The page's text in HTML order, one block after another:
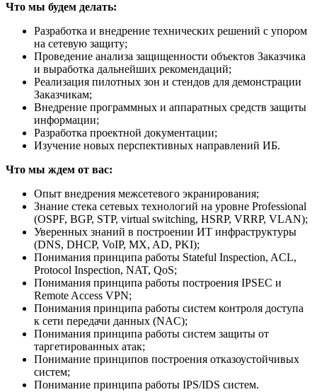
Что мы будем делать:
Разработка и внедрение технических решений с упором
на сетевую защиту;
Проведение анализа защищенности объектов Заказчика
и выработка дальнейших рекомендаций;
Реализация пилотных зон и стендов для демонстрации
Заказчикам;
Внедрение программных и аппаратных средств защиты
информации;
Разработка проектной документации;
Изучение новых перспективных направлений ИБ.
Что мы ждем от вас:
Опыт внедрения межсетевого экранирования;
Знание стека сетевых технологий на уровне Professional
(OSPF, BGP, STP, virtual switching, HSRP, VRRP, VLAN);
Уверенных знаний в построении ИТ инфраструктуры
(DNS, DHCP, VoIP, MX, AD, PKI);
Понимания принципа работы Stateful Inspection, ACL,
Protocol Inspection, NAT, QoS;
Понимания принципа работы построения IPSEC и
Remote Access VPN;
Понимания принципа работы систем контроля доступа
к сети передачи данных (NAC);
Понимания принципа работы систем защиты от
таргетированных атак;
Понимание принципов построения отказоустойчивых
систем;
Понимание принципа работы IPS/IDS систем.